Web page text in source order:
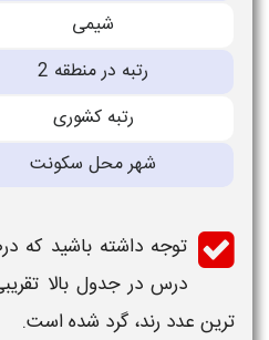
شیمی
رتبه در منطقه 2
رتبه کشوری
شهر محل سکونت
توجه داشته باشید که
درس در جدول بالا
ترین عدد رند، گرد شده است.